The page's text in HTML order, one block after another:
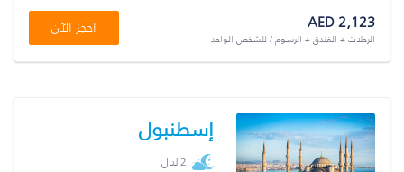
AED 2,123
الرحلات + الفندق + الرسوم / للشخص الواحد
احجز الآن
إسطنبول
2 ليال